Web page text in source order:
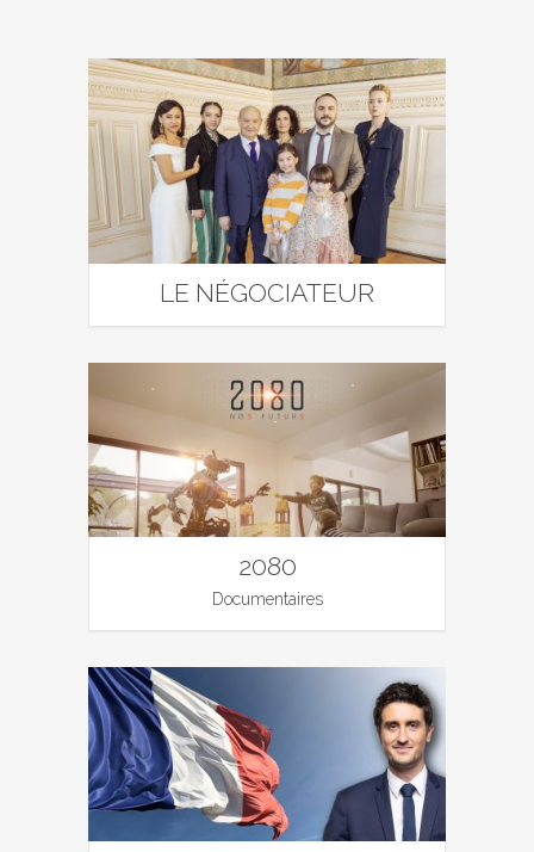
LE NÉGOCIATEUR
2080
Documentaires